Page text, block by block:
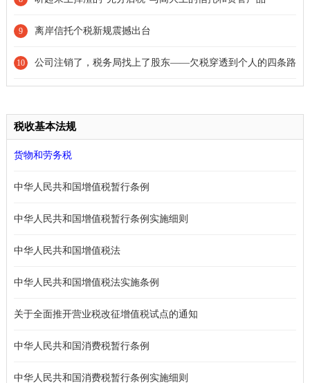
9 离岸信托个税新规震撼出台
10 公司注销了，税务局找上了股东——欠税穿透到个人的四条路
税收基本法规
货物和劳务税
中华人民共和国增值税暂行条例
中华人民共和国增值税暂行条例实施细则
中华人民共和国增值税法
中华人民共和国增值税法实施条例
关于全面推开营业税改征增值税试点的通知
中华人民共和国消费税暂行条例
中华人民共和国消费税暂行条例实施细则